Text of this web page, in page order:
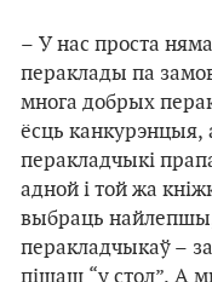
– У нас проста
пераклады па
многа добрых
ёсць канкурэнцыя,
перакладчыкі
адной і той жа
выбраць
перакладчыкаў –